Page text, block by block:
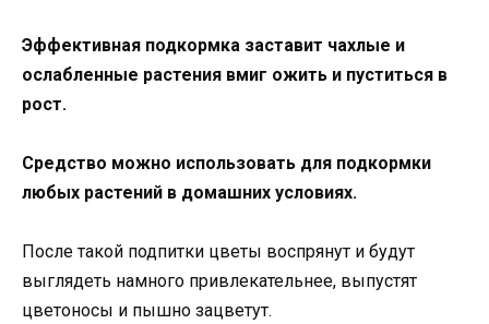
Эффективная подкормка заставит чахлые и
ослабленные растения вмиг ожить и пуститься в
рост.
Средство можно использовать для подкормки
любых растений в домашних условиях.
После такой подпитки цветы воспрянут и будут
выглядеть намного привлекательнее, выпустят
цветоносы и пышно зацветут.